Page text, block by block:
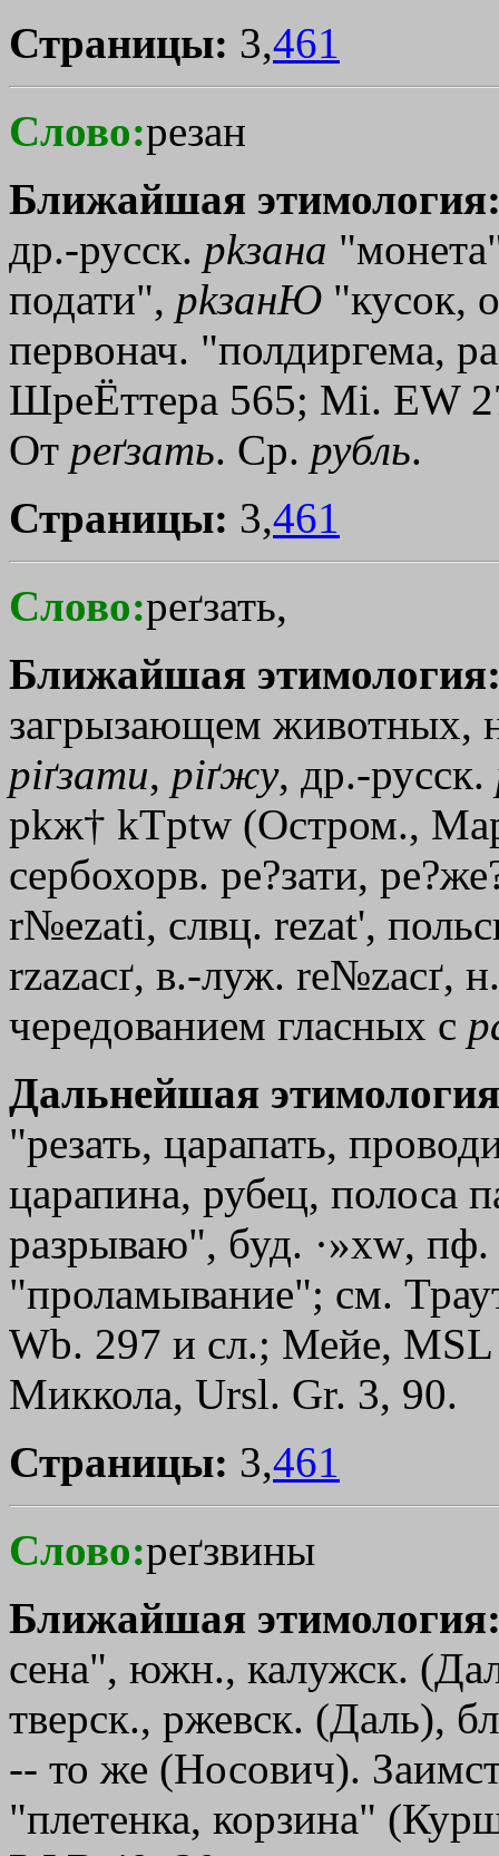
Страницы: 3,461
Слово:резан
Ближайшая
др.-русск. рkзана
подати", рkзанЮ "кусок,
первонач. "полдиргема,
ШреЁттера 565; Мi. ЕW
От реґзать. Ср. рубль.
Страницы: 3,461
Слово:реґзать,
Ближайшая
загрызающем животных,
рiґзати, рiґжу, др.-русск.
рkж† kТptw (Остром.,
сербохорв. ре?зати,
r№ezati, слвц. rеzаt',
rzazacґ, в.-луж. re№zacґ,
чередованием гласных с
Дальнейшая
"резать, царапать,
царапина, рубец, полоса
разрываю", буд. ·»xw, пф.
"проламывание"; см.
Wb. 297 и сл.; Мейе,
Миккола, Ursl. Gr. 3, 90.
Страницы: 3,461
Слово:реґзвины
Ближайшая
сена", южн., калужск.
тверск., ржевск. (Даль),
-- то же (Носович).
"плетенка, корзина"